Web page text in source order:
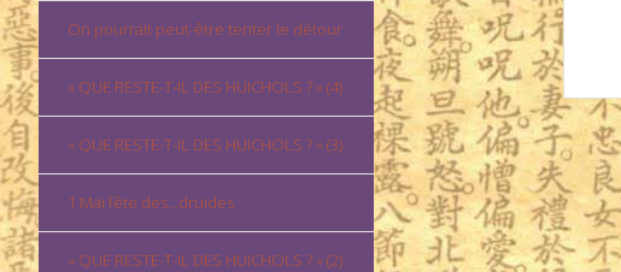
On pourrait peut-être tenter le détour
« QUE RESTE-T-IL DES HUICHOLS ? » (4)
« QUE RESTE-T-IL DES HUICHOLS ? » (3)
1 Mai fête des…druides
« QUE RESTE-T-IL DES HUICHOLS ? » (2)